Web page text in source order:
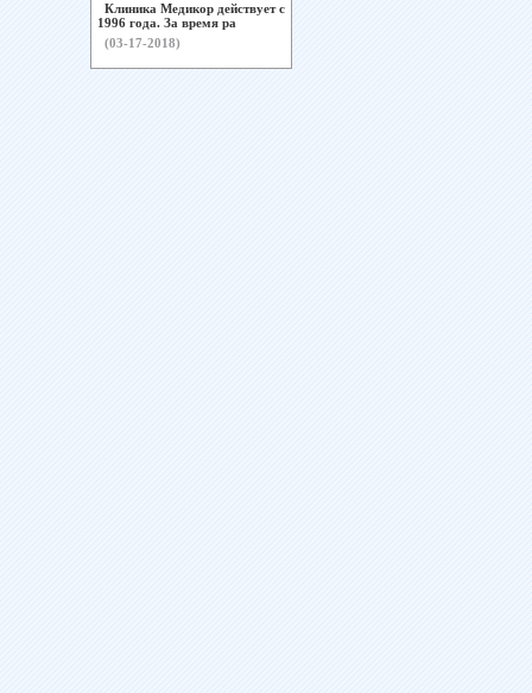
Клиника Медикор действует с
1996 года. За время ра
(03-17-2018)